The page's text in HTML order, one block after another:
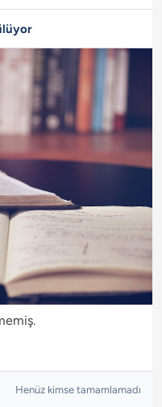
Henüz kimse tamamlamadı